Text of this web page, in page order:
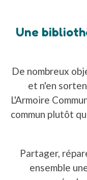
Une
De nombreux
et n'en
L'Armoire
commun plutôt
Partager,
ensemble